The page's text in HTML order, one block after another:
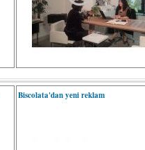
Biscolata'dan yeni reklam